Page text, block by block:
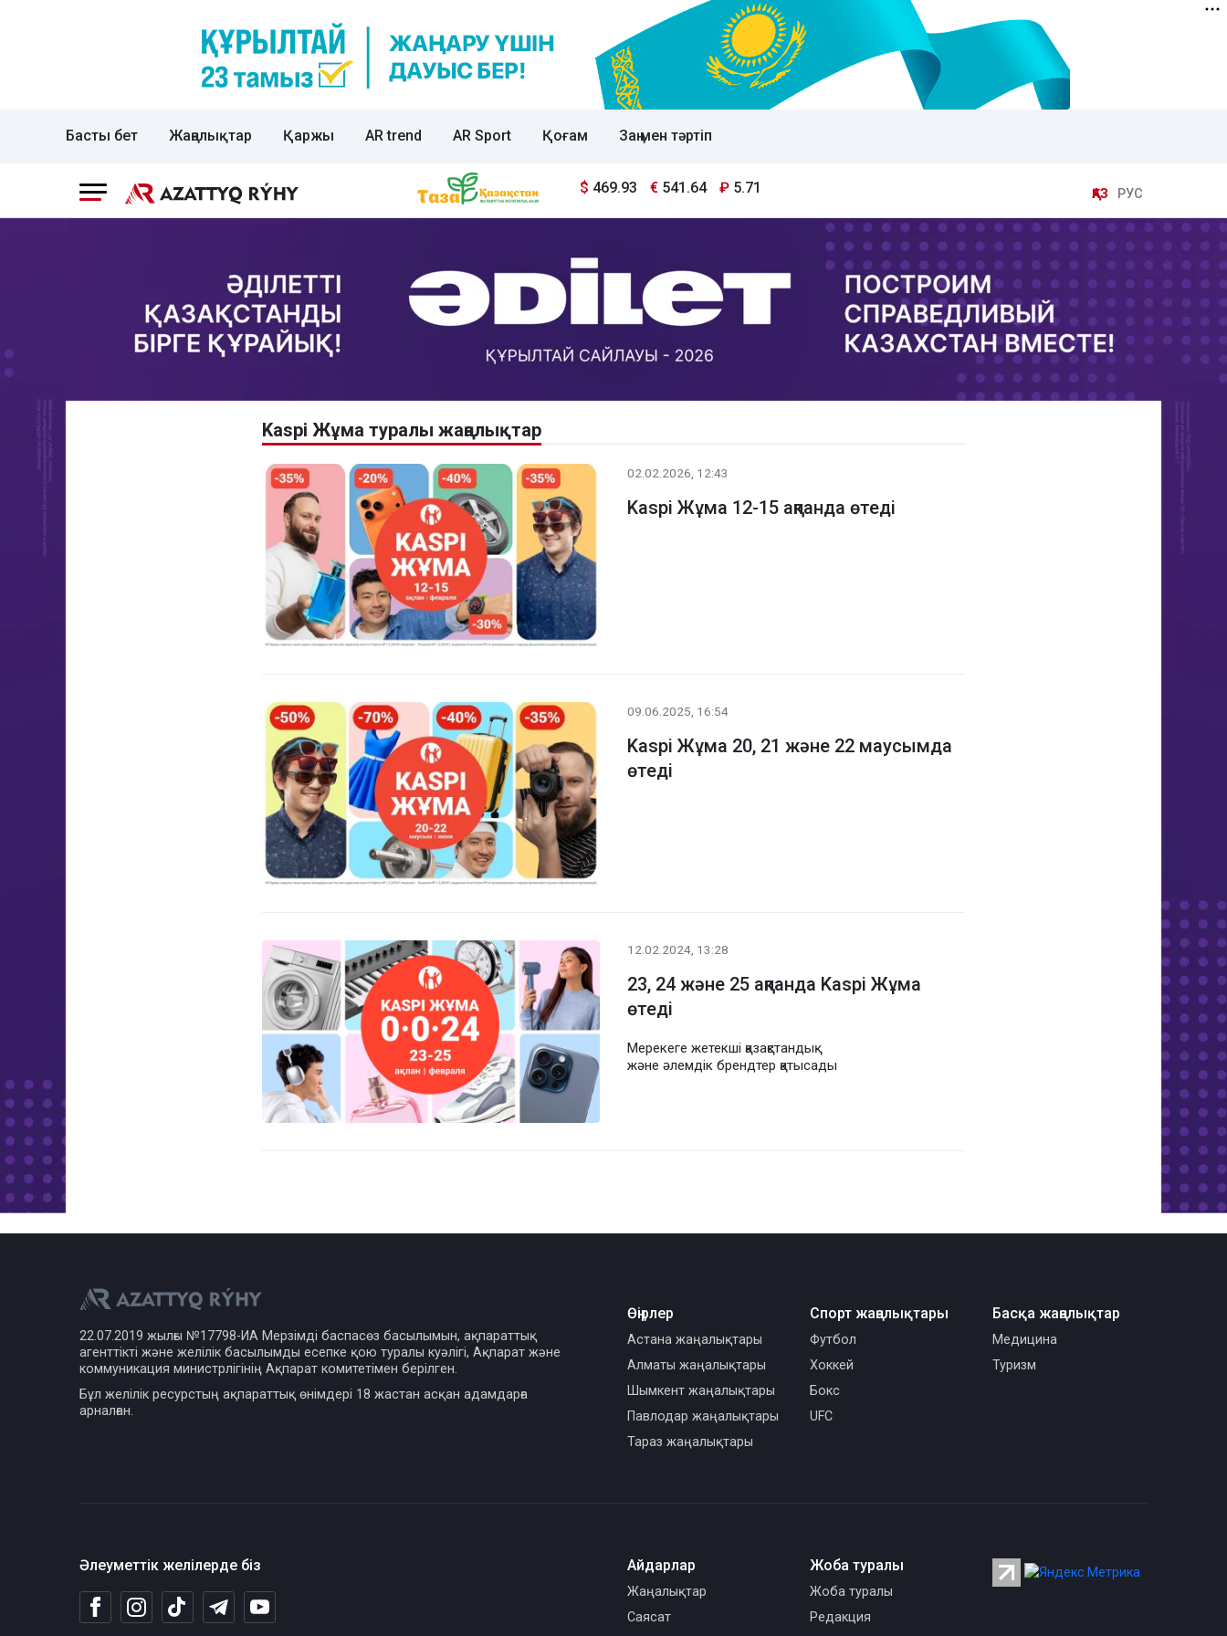
Басты бет Жаңалықтар Қаржы AR trend AR Sport Қоғам Заң мен тәртіп
$ 469.93 € 541.64 ₽ 5.71 ҚАЗ РУС
Kaspi Жұма туралы жаңалықтар
02.02.2026, 12:43
Kaspi Жұма 12-15 ақпанда өтеді
09.06.2025, 16:54
Kaspi Жұма 20, 21 және 22 маусымда
өтеді
12.02.2024, 13:28
23, 24 және 25 ақпанда Kaspi Жұма
өтеді
Мерекеге жетекші қазақстандық
және әлемдік брендтер қатысады
22.07.2019 жылғы №17798-ИА Мерзімді баспасөз басылымын, ақпараттық
агенттікті және желілік басылымды есепке қою туралы куәлігі, Ақпарат және
коммуникация министрлігінің Ақпарат комитетімен берілген.
Бұл желілік ресурстың ақпараттық өнімдері 18 жастан асқан адамдарға
арналған.
Өңірлер
Астана жаңалықтары
Алматы жаңалықтары
Шымкент жаңалықтары
Павлодар жаңалықтары
Тараз жаңалықтары
Спорт жаңалықтары
Футбол
Хоккей
Бокс
UFC
Басқа жаңалықтар
Медицина
Туризм
Әлеуметтік желілерде біз Айдарлар
Жаңалықтар
Саясат
Жоба туралы
Жоба туралы
Редакция